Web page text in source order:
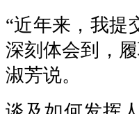
“近年来，我提
深刻体会到，
淑芳说。